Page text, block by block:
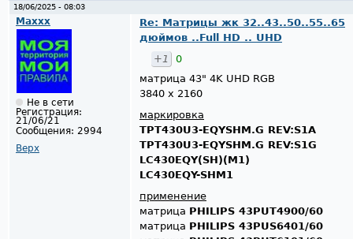
18/06/2025 - 08:03
Maxxx
Не в сети
Регистрация:
21/06/21
Сообщения: 2994
Верх
Re: Матрицы жк 32..43..50..55..65
дюймов ..Full HD .. UHD
+1
0
матрица 43" 4K UHD RGB
3840 x 2160
маркировка
TPT430U3-EQYSHM.G REV:S1A
TPT430U3-EQYSHM.G REV:S1G
LC430EQY(SH)(M1)
LC430EQY-SHM1
применение
матрица PHILIPS 43PUT4900/60
матрица PHILIPS 43PUS6401/60